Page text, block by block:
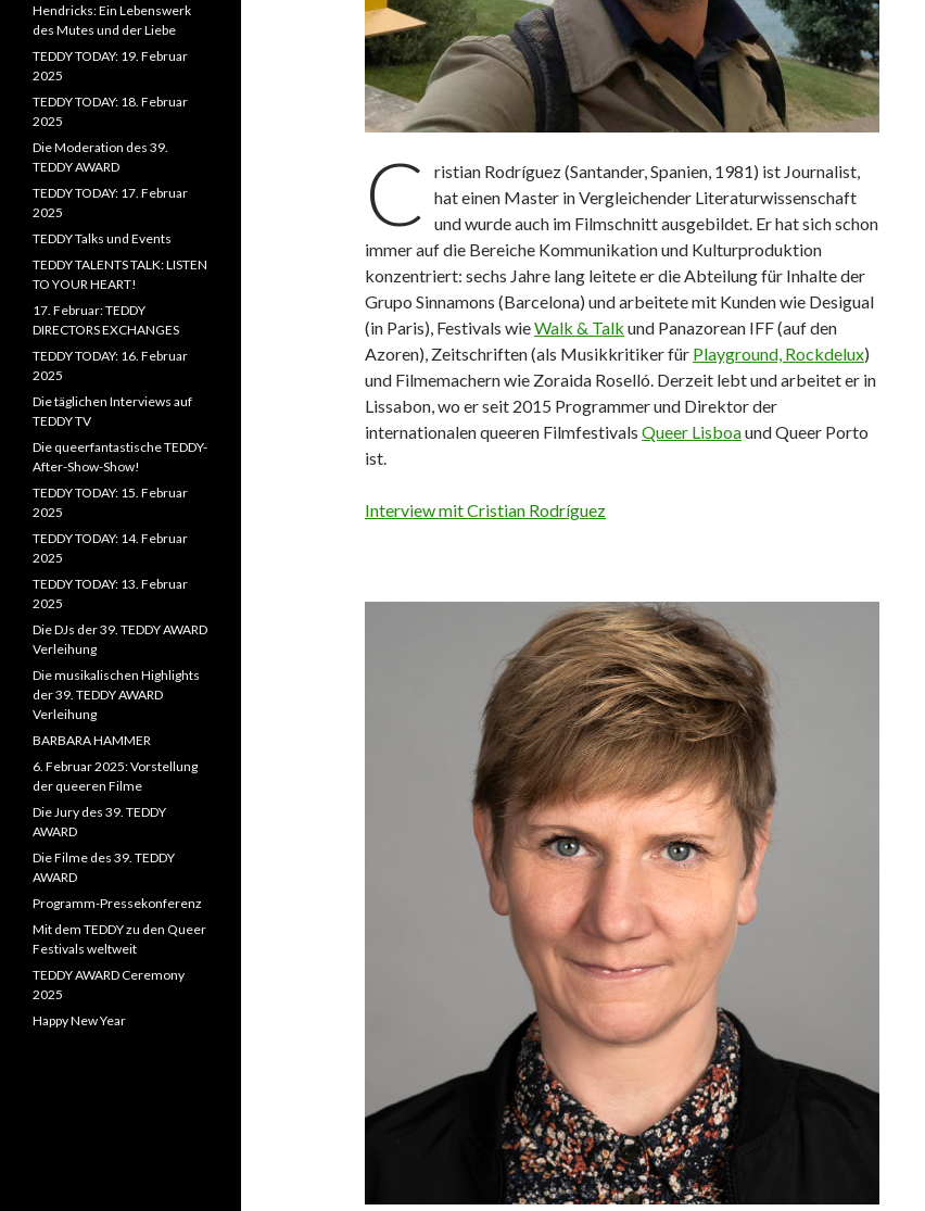
C
ristian Rodríguez (Santander, Spanien, 1981) ist Journalist,
hat einen Master in Vergleichender Literaturwissenschaft
und wurde auch im Filmschnitt ausgebildet. Er hat sich schon
immer auf die Bereiche Kommunikation und Kulturproduktion
konzentriert: sechs Jahre lang leitete er die Abteilung für Inhalte der
Grupo Sinnamons (Barcelona) und arbeitete mit Kunden wie Desigual
(in Paris), Festivals wieWalk & Talk und Panazorean IFF (auf den
Azoren), Zeitschriften (als Musikkritiker für Playground, Rockdelux)
und Filmemachern wie Zoraida Roselló. Derzeit lebt und arbeitet er in
Lissabon, wo er seit 2015 Programmer und Direktor der
internationalen queeren Filmfestivals Queer Lisboaund Queer Porto
ist.
Interview mit Cristian Rodríguez
Hendricks: Ein Lebenswerk
des Mutes und der Liebe
TEDDY TODAY: 19. Februar
2025
TEDDY TODAY: 18. Februar
2025
Die Moderation des 39.
TEDDY AWARD
TEDDY TODAY: 17. Februar
2025
TEDDY Talks und Events
TEDDY TALENTS TALK: LISTEN
TO YOUR HEART!
17. Februar: TEDDY
DIRECTORS EXCHANGES
TEDDY TODAY: 16. Februar
2025
Die täglichen Interviews auf
TEDDY TV
Die queerfantastische TEDDY-
After-Show-Show!
TEDDY TODAY: 15. Februar
2025
TEDDY TODAY: 14. Februar
2025
TEDDY TODAY: 13. Februar
2025
Die DJs der 39. TEDDY AWARD
Verleihung
Die musikalischen Highlights
der 39. TEDDY AWARD
Verleihung
BARBARA HAMMER
6. Februar 2025: Vorstellung
der queeren Filme
Die Jury des 39. TEDDY
AWARD
Die Filme des 39. TEDDY
AWARD
Programm-Pressekonferenz
Mit dem TEDDY zu den Queer
Festivals weltweit
TEDDY AWARD Ceremony
2025
Happy New Year